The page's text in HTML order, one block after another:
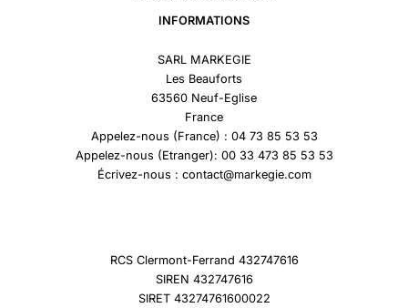
INFORMATIONS
SARL MARKEGIE
Les Beauforts
63560 Neuf-Eglise
France
Appelez-nous (France) : 04 73 85 53 53
Appelez-nous (Etranger): 00 33 473 85 53 53
Écrivez-nous : contact@markegie.com
RCS Clermont-Ferrand 432747616
SIREN 432747616
SIRET 43274761600022